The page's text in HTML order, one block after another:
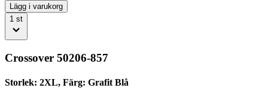
Lägg i varukorg
1 st
Crossover 50206-857
Storlek: 2XL, Färg: Grafit Blå